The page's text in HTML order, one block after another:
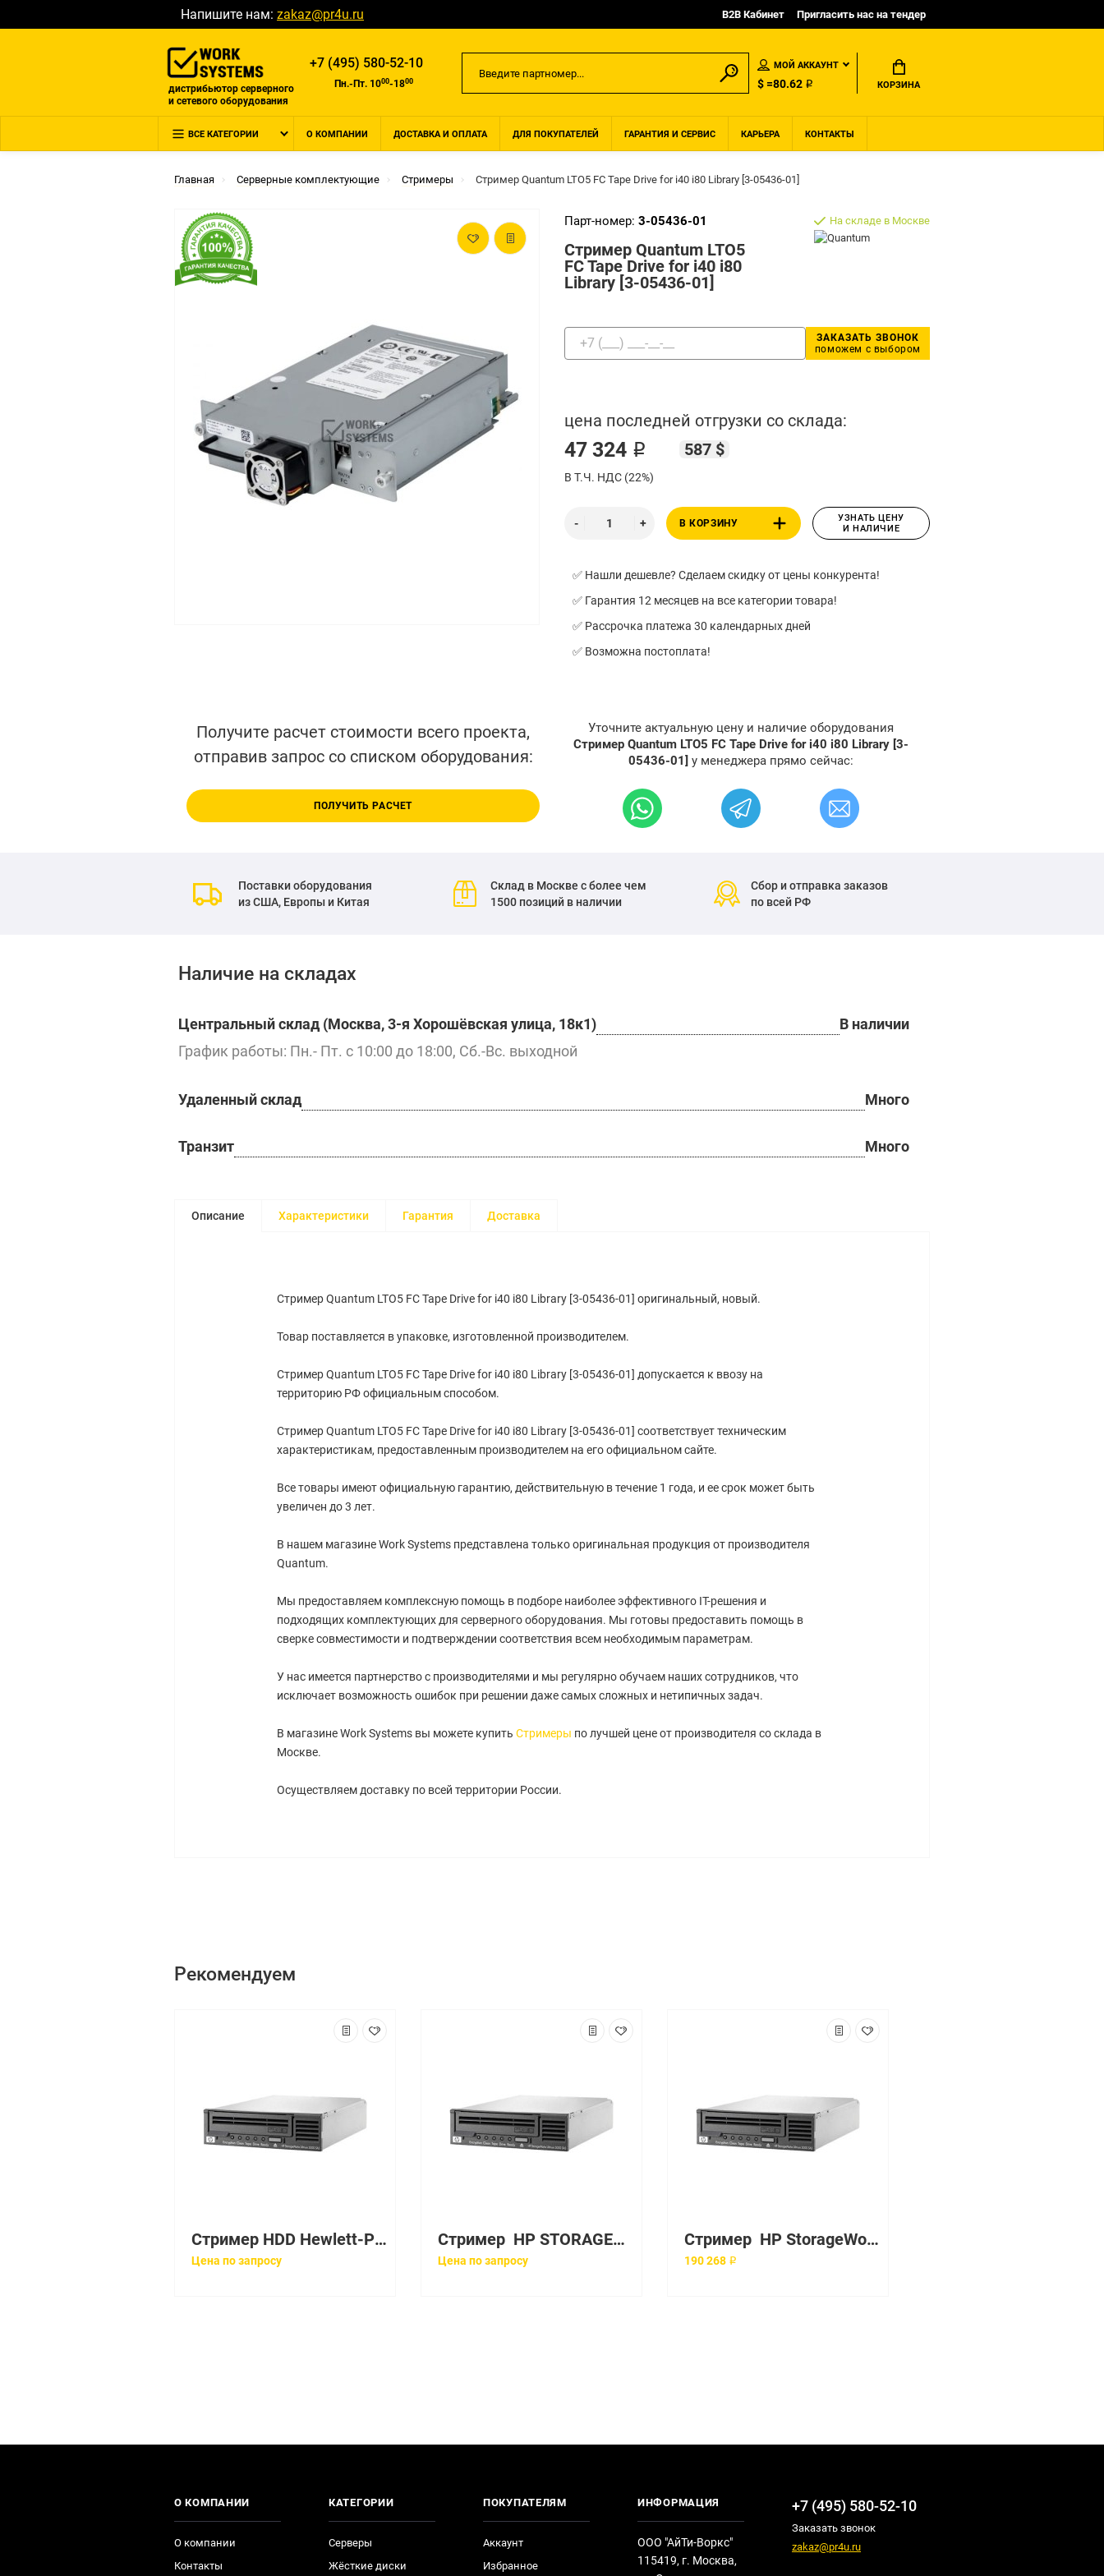
Напишите нам: zakaz@pr4u.ru B2B Кабинет Пригласить нас на тендер
дистрибьютор серверного
и сетевого оборудования
+7 (495) 580-52-10
Пн.-Пт. 1000-1800
МОЙ АККАУНТ
$ =80.62 ₽ КОРЗИНА
ВСЕ КАТЕГОРИИ О КОМПАНИИ ДОСТАВКА И ОПЛАТА ДЛЯ ПОКУПАТЕЛЕЙ ГАРАНТИЯ И СЕРВИС КАРЬЕРА КОНТАКТЫ
Главная Серверные комплектующие Стримеры Стример Quantum LTO5 FC Tape Drive for i40 i80 Library [3-05436-01]
Парт-номер: 3-05436-01
Стример Quantum LTO5
FC Tape Drive for i40 i80
Library [3-05436-01]
На складе в Москве
ЗАКАЗАТЬ ЗВОНОК
поможем с выбором
цена последней отгрузки со склада:
47 324 ₽ 587 $
В Т.Ч. НДС (22%)
В КОРЗИНУ
УЗНАТЬ ЦЕНУ
И НАЛИЧИЕ
✅ Нашли дешевле? Сделаем скидку от цены конкурента!
✅ Гарантия 12 месяцев на все категории товара!
✅ Рассрочка платежа 30 календарных дней
✅ Возможна постоплата!
Получите расчет стоимости всего проекта,
отправив запрос со списком оборудования:
ПОЛУЧИТЬ РАСЧЕТ
Уточните актуальную цену и наличие оборудования
Стример Quantum LTO5 FC Tape Drive for i40 i80 Library [3-
05436-01] у менеджера прямо сейчас:
Поставки оборудования
из США, Европы и Китая
Склад в Москве с более чем
1500 позиций в наличии
Сбор и отправка заказов
по всей РФ
Наличие на складах
Центральный склад (Москва, 3-я Хорошёвская улица, 18к1)
В наличии
График работы: Пн.- Пт. с 10:00 до 18:00, Сб.-Вс. выходной
Удаленный склад Много
Транзит Много
Описание Характеристики Гарантия Доставка
Стример Quantum LTO5 FC Tape Drive for i40 i80 Library [3-05436-01] оригинальный, новый.
Товар поставляется в упаковке, изготовленной производителем.
Стример Quantum LTO5 FC Tape Drive for i40 i80 Library [3-05436-01] допускается к ввозу на
территорию РФ официальным способом.
Стример Quantum LTO5 FC Tape Drive for i40 i80 Library [3-05436-01] cоответствует техническим
характеристикам, предоставленным производителем на его официальном сайте.
Все товары имеют официальную гарантию, действительную в течение 1 года, и ее срок может быть
увеличен до 3 лет.
В нашем магазине Work Systems представлена только оригинальная продукция от производителя
Quantum.
Мы предоставляем комплексную помощь в подборе наиболее эффективного IT-решения и
подходящих комплектующих для серверного оборудования. Мы готовы предоставить помощь в
сверке совместимости и подтверждении соответствия всем необходимым параметрам.
У нас имеется партнерство с производителями и мы регулярно обучаем наших сотрудников, что
исключает возможность ошибок при решении даже самых сложных и нетипичных задач.
В магазине Work Systems вы можете купить Стримеры по лучшей цене от производителя со склада в
Москве.
Осуществляем доставку по всей территории России.
Рекомендуем
Стример HDD Hewlett-Packard HP 3.5in DAT 160 40 Pk [EH878A]
Цена по запросу
Стример HP STORAGEWORKS LTO-5 ULTRIUM 3000 SAS EXTERNAL TAPE DRIVE [693417-001]
Цена по запросу
Стример HP StorageWorks LTO-4 Ultrium 1840 SCSI External [452973-001]
190 268 ₽
О КОМПАНИИ
О компании
Контакты
КАТЕГОРИИ
Серверы
Жёсткие диски
ПОКУПАТЕЛЯМ
Аккаунт
Избранное
ИНФОРМАЦИЯ
ООО "АйТи-Воркс"
115419, г. Москва,
+7 (495) 580-52-10
Заказать звонок
zakaz@pr4u.ru